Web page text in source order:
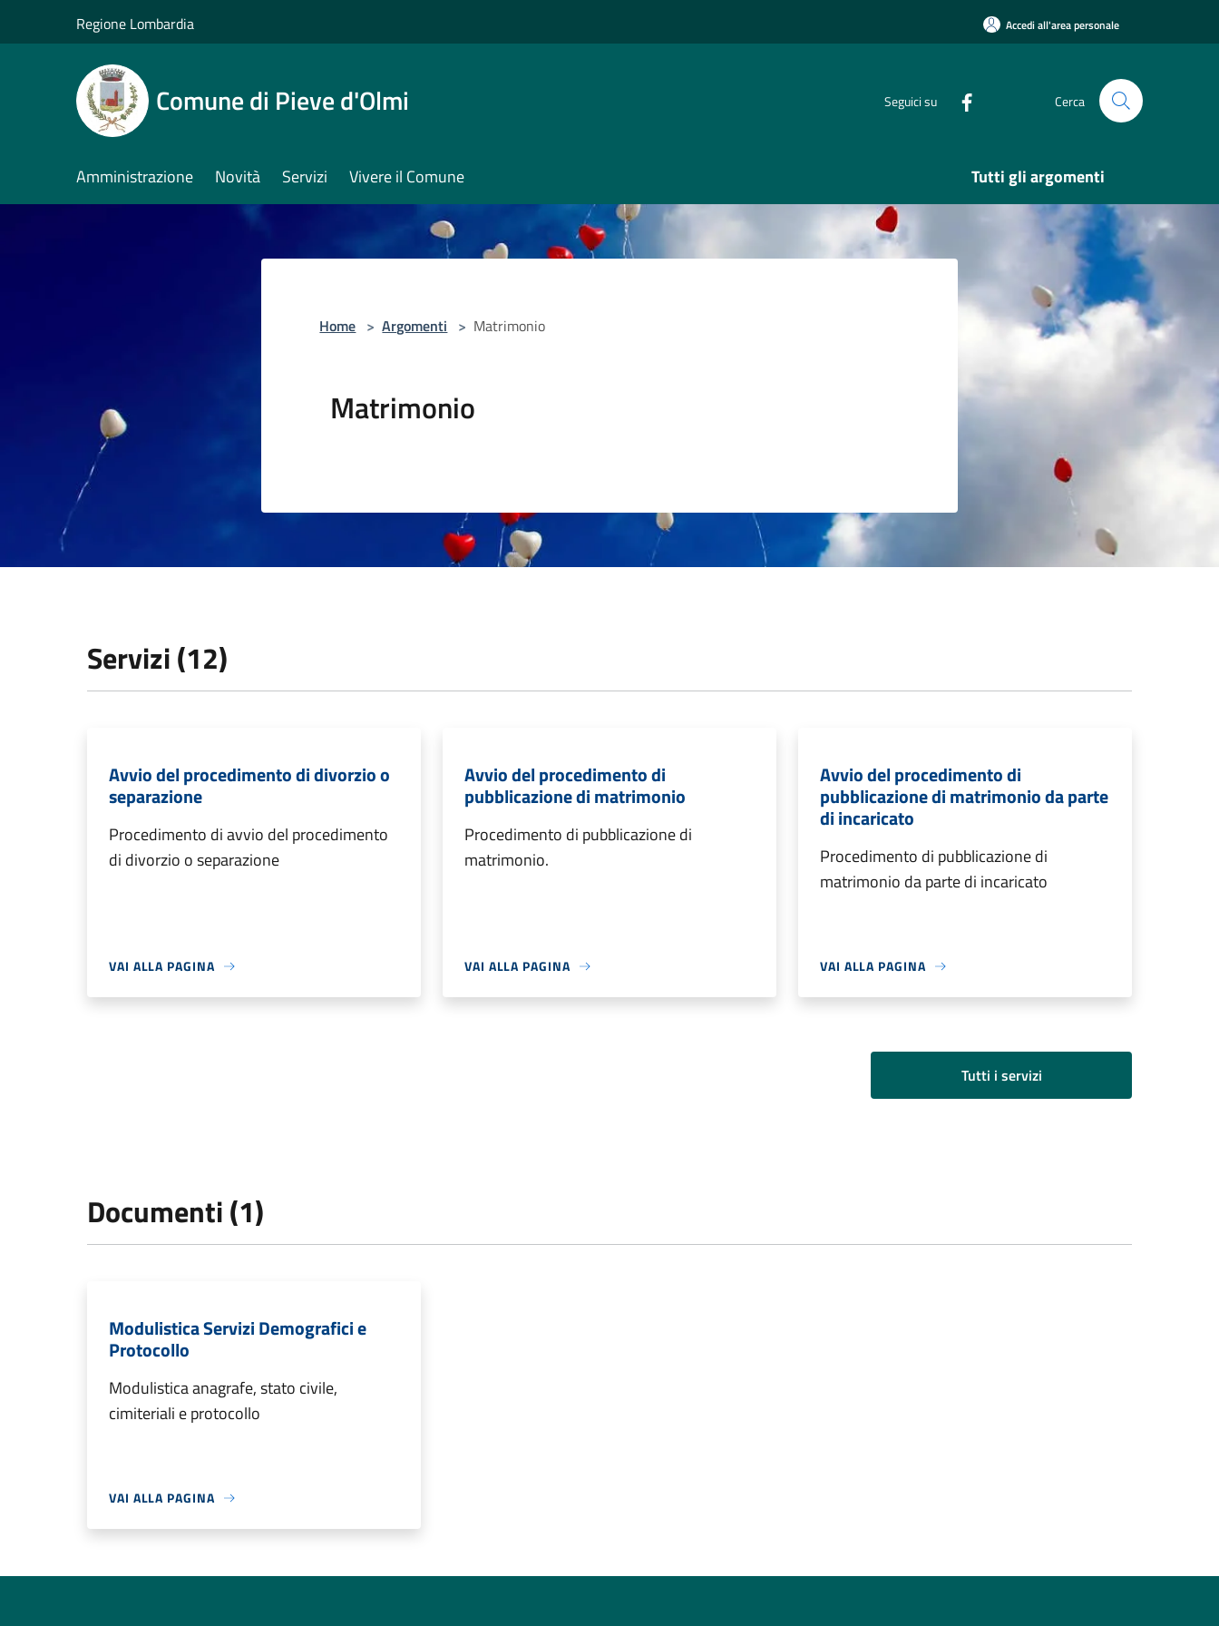
Regione Lombardia Accedi all'area personale
Comune di Pieve d'Olmi Seguici su Cerca
Amministrazione Novità Servizi Vivere il Comune Tutti gli argomenti
Home > Argomenti > Matrimonio
Matrimonio
Servizi (12)
Avvio del procedimento di divorzio o
separazione
Procedimento di avvio del procedimento
di divorzio o separazione
VAI ALLA PAGINA
Avvio del procedimento di
pubblicazione di matrimonio
Procedimento di pubblicazione di
matrimonio.
VAI ALLA PAGINA
Avvio del procedimento di
pubblicazione di matrimonio da parte
di incaricato
Procedimento di pubblicazione di
matrimonio da parte di incaricato
VAI ALLA PAGINA
Tutti i servizi
Documenti (1)
Modulistica Servizi Demografici e
Protocollo
Modulistica anagrafe, stato civile,
cimiteriali e protocollo
VAI ALLA PAGINA